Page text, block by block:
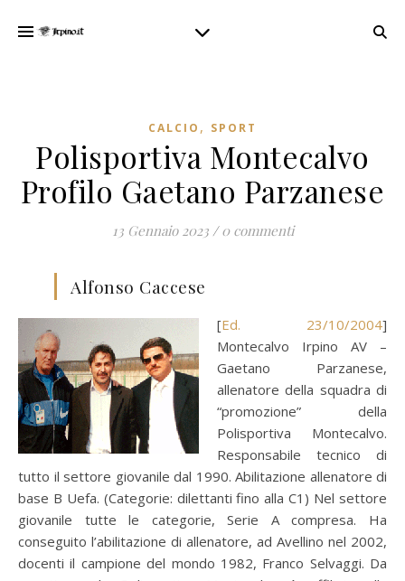
CALCIO , SPORT
Polisportiva Montecalvo
Profilo Gaetano Parzanese
13 Gennaio 2023 / 0 commenti
Alfonso Caccese
[ Ed. 23/10/2004]
Montecalvo Irpino AV –
Gaetano Parzanese,
allenatore della squadra di
“promozione” della
Polisportiva Montecalvo.
Responsabile tecnico di
tutto il settore giovanile dal 1990. Abilitazione allenatore di
base B Uefa. (Categorie: dilettanti fino alla C1) Nel settore
giovanile tutte le categorie, Serie A compresa. Ha
conseguito l’abilitazione di allenatore, ad Avellino nel 2002,
docenti il campione del mondo 1982, Franco Selvaggi. Da